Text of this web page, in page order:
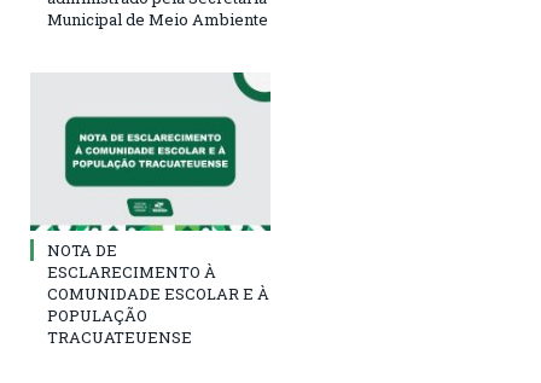
Municipal de Meio Ambiente
NOTA DE
ESCLARECIMENTO À
COMUNIDADE ESCOLAR E À
POPULAÇÃO
TRACUATEUENSE